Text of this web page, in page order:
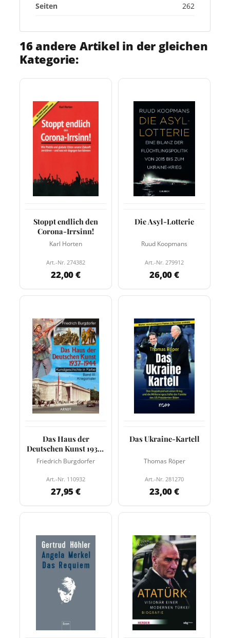
Seiten 262
16 andere Artikel in der gleichen
Kategorie:
Stoppt endlich den
Corona-Irrsinn!
Karl Horten
Art.-Nr. 274382
22,00 €
Die Asyl-Lotterie
Ruud Koopmans
Art.-Nr. 279912
26,00 €
Das Haus der
Deutschen Kunst 1937-
1944
Friedrich Burgdorfer
Art.-Nr. 110932
27,95 €
Das Ukraine-Kartell
Thomas Röper
Art.-Nr. 281270
23,00 €